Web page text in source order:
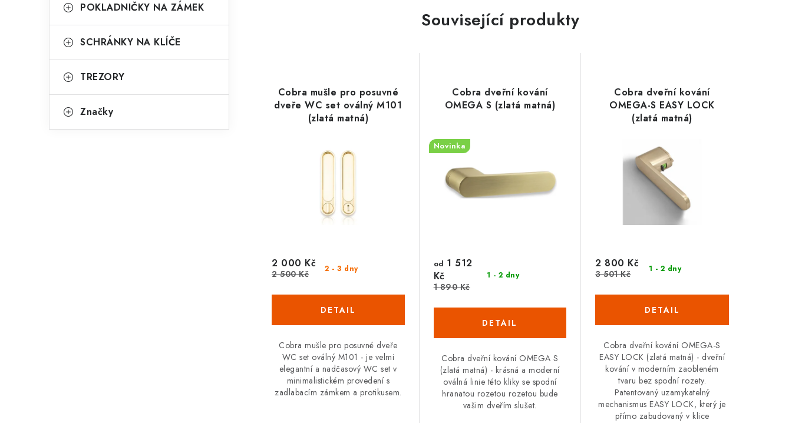
POKLADNIČKY NA ZÁMEK
SCHRÁNKY NA KLÍČE
TREZORY
Značky
Související produkty
Cobra mušle pro posuvné
dveře WC set oválný M101
(zlatá matná)
2 - 3 dny
2 000 Kč
2 500 Kč
Cobra mušle pro posuvné dveře
WC set oválný M101 - je velmi
elegantní a nadčasový WC set v
minimalistickém provedení s
zadlabacím zámkem a protikusem.
Cobra dveřní kování
OMEGA S (zlatá matná)
Novinka
1 - 2 dny
od 1 512
Kč
1 890 Kč
Cobra dveřní kování OMEGA S
(zlatá matná) - krásná a moderní
oválná linie této kliky se spodní
hranatou rozetou rozetou bude
vašim dveřím slušet.
Cobra dveřní kování
OMEGA-S EASY LOCK
(zlatá matná)
1 - 2 dny
2 800 Kč
3 501 Kč
Cobra dveřní kování OMEGA-S
EASY LOCK (zlatá matná) - dveřní
kování v moderním zaobleném
tvaru bez spodní rozety.
Patentovaný uzamykatelný
mechanismus EASY LOCK, který je
přímo zabudovaný v klice